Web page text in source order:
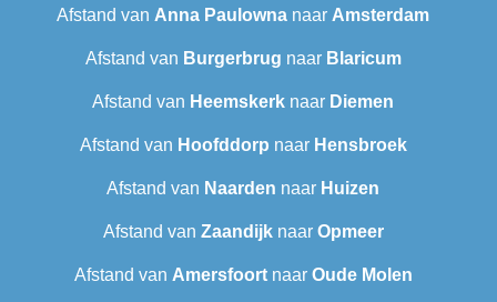
Afstand van Anna Paulowna naar Amsterdam
Afstand van Burgerbrug naar Blaricum
Afstand van Heemskerk naar Diemen
Afstand van Hoofddorp naar Hensbroek
Afstand van Naarden naar Huizen
Afstand van Zaandijknaar Opmeer
Afstand van Amersfoortnaar Oude Molen